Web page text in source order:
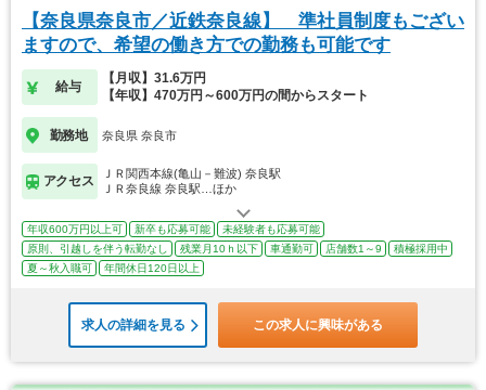
【奈良県奈良市／近鉄奈良線】 準社員制度もござい
ますので、希望の働き方での勤務も可能です
給与
【月収】31.6万円
【年収】470万円～600万円の間からスタート
勤務地 奈良県 奈良市
アクセス
ＪＲ関西本線(亀山－難波) 奈良駅
ＪＲ奈良線 奈良駅…ほか
年収600万円以上可 新卒も応募可能
未経験者も応募可能
原則、引越しを伴う転勤なし
残業月10ｈ以下 車通勤可 店舗数1～9
積極採用中
夏～秋入職可
年間休日120日以上
求人の詳細を見る この求人に興味がある